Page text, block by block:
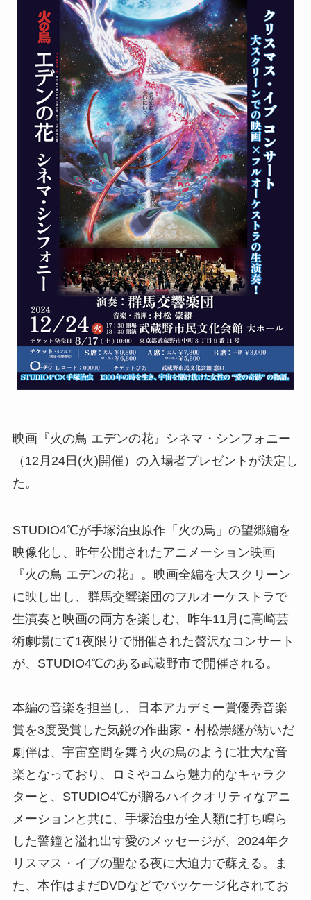
映画『火の鳥 エデンの花』シネマ・シンフォニー
（12月24日(火)開催）の入場者プレゼントが決定し
た。
STUDIO4℃が手塚治虫原作「火の鳥」の望郷編を
映像化し、昨年公開されたアニメーション映画
『火の鳥 エデンの花』。映画全編を大スクリーン
に映し出し、群馬交響楽団のフルオーケストラで
生演奏と映画の両方を楽しむ、昨年11月に高崎芸
術劇場にて1夜限りで開催された贅沢なコンサート
が、STUDIO4℃のある武蔵野市で開催される。
本編の音楽を担当し、日本アカデミー賞優秀音楽
賞を3度受賞した気鋭の作曲家・村松崇継が紡いだ
劇伴は、宇宙空間を舞う火の鳥のように壮大な音
楽となっており、ロミやコムら魅力的なキャラク
ターと、STUDIO4℃が贈るハイクオリティなアニ
メーションと共に、手塚治虫が全人類に打ち鳴ら
した警鐘と溢れ出す愛のメッセージが、2024年ク
リスマス・イブの聖なる夜に大迫力で蘇える。ま
た、本作はまだDVDなどでパッケージ化されてお